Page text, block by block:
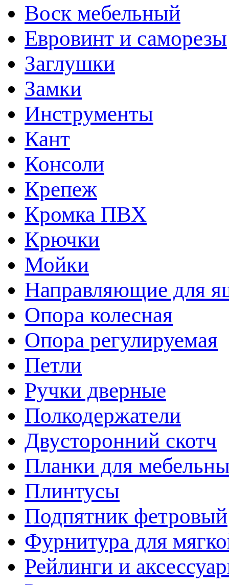
Воск мебельный
Евровинт и саморезы
Заглушки
Замки
Инструменты
Кант
Консоли
Крепеж
Кромка ПВХ
Крючки
Мойки
Направляющие для
Опора колесная
Опора регулируемая
Петли
Ручки дверные
Полкодержатели
Двусторонний скотч
Планки для
Плинтусы
Подпятник фетровый
Фурнитура для
Рейлинги и